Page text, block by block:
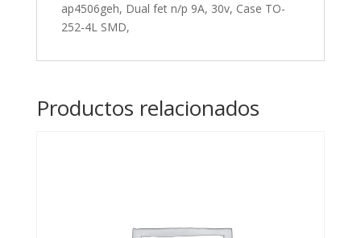
ap4506geh, Dual fet n/p 9A, 30v, Case TO-
252-4L SMD,
Productos relacionados